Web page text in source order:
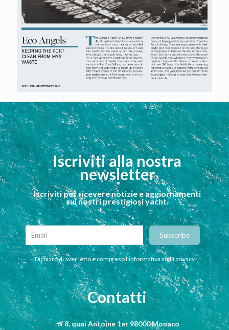
Iscriviti alla nostra
newsletter
Iscriviti per ricevere notizie e aggiornamenti
sui nostri prestigiosi yacht.
Dichiaro di aver letto e compreso l'informativa sulla privacy
Contatti
8, quai Antoine 1er 98000 Monaco